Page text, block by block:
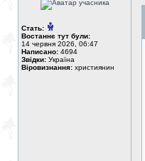
Стать:
Востаннє тут були:
14 червня 2026, 06:47
Написано: 4694
Звідки: Україна
Віровизнання: християнин